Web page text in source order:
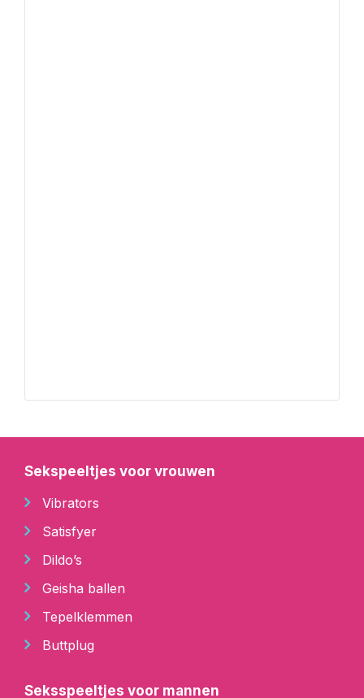
Sekspeeltjes voor vrouwen
Vibrators
Satisfyer
Dildo’s
Geisha ballen
Tepelklemmen
Buttplug
Seksspeeltjes voor mannen